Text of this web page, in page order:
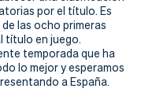
por el título. Es
las ocho primeras
título en juego.
temporada que ha
lo mejor y esperamos
a España.